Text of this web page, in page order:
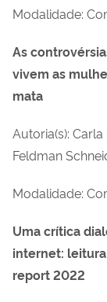
Modalidade:
As
vivem as
mata
Autoria(s):
Feldman
Modalidade:
Uma crítica
internet:
report 2022